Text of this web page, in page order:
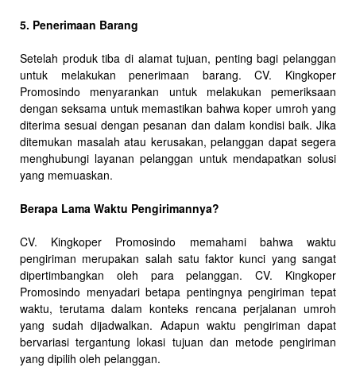
5. Penerimaan Barang
Setelah produk tiba di alamat tujuan, penting bagi pelanggan
untuk melakukan penerimaan barang. CV. Kingkoper
Promosindo menyarankan untuk melakukan pemeriksaan
dengan seksama untuk memastikan bahwa koper umroh yang
diterima sesuai dengan pesanan dan dalam kondisi baik. Jika
ditemukan masalah atau kerusakan, pelanggan dapat segera
menghubungi layanan pelanggan untuk mendapatkan solusi
yang memuaskan.
Berapa Lama Waktu Pengirimannya?
CV. Kingkoper Promosindo memahami bahwa waktu
pengiriman merupakan salah satu faktor kunci yang sangat
dipertimbangkan oleh para pelanggan. CV. Kingkoper
Promosindo menyadari betapa pentingnya pengiriman tepat
waktu, terutama dalam konteks rencana perjalanan umroh
yang sudah dijadwalkan. Adapun waktu pengiriman dapat
bervariasi tergantung lokasi tujuan dan metode pengiriman
yang dipilih oleh pelanggan.